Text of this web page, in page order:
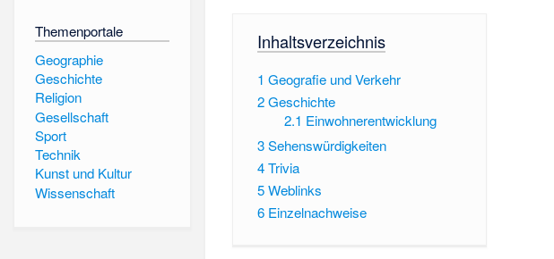
Themenportale
Geographie
Geschichte
Religion
Gesellschaft
Sport
Technik
Kunst und Kultur
Wissenschaft
Inhaltsverzeichnis
1 Geografie und Verkehr
2Geschichte
2.1 Einwohnerentwicklung
3Sehenswürdigkeiten
4Trivia
5Weblinks
6 Einzelnachweise